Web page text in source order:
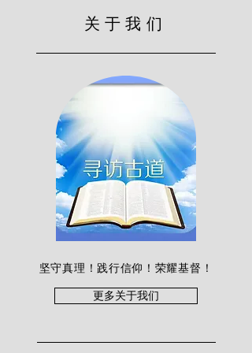
关于我们
坚守真理！践行信仰！荣耀基督！
更多关于我们